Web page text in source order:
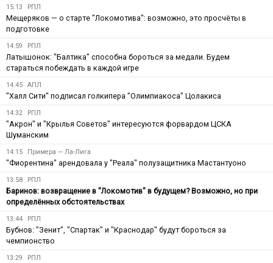
15:13 РПЛ
Мещеряков — о старте "Локомотива": возможно, это просчёты в
подготовке
14:59 РПЛ
Латышонок: "Балтика" способна бороться за медали. Будем
стараться побеждать в каждой игре
14:45 АПЛ
"Халл Сити" подписал голкипера "Олимпиакоса" Цолакиса
14:32 РПЛ
"Акрон" и "Крылья Советов" интересуются форвардом ЦСКА
Шуманским
14:15 Примера — Ла-Лига
"Фиорентина" арендовала у "Реала" полузащитника Мастантуоно
13:58 РПЛ
Баринов: возвращение в "Локомотив" в будущем? Возможно, но при
определённых обстоятельствах
13:44 РПЛ
Бубнов: "Зенит", "Спартак" и "Краснодар" будут бороться за
чемпионство
13:29 РПЛ